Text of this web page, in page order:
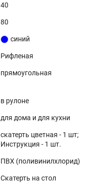
40
80
синий
Рифленая
прямоугольная
в рулоне
для дома и для кухни
скатерть цветная - 1 шт;
Инструкция - 1 шт.
ПВХ (поливинилхлорид)
Скатерть на стол